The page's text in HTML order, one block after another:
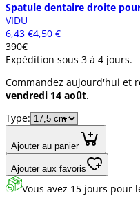
Spatule dentaire droite
VIDU
6,43 €4,50 €
390€
Expédition sous 3 à 4 jours.
Commandez aujourd'hui et
vendredi 14 août.
Type:
Ajouter au panier
Ajouter aux favoris
Vous avez 15 jours pour